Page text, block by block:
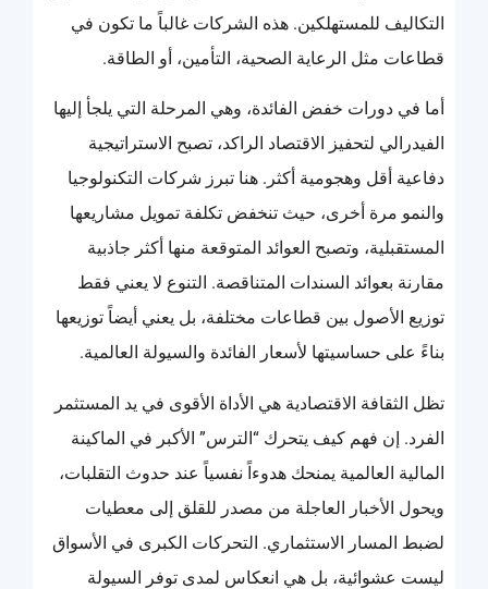
التكاليف للمستهلكين. هذه الشركات غالباً ما تكون في
قطاعات مثل الرعاية الصحية، التأمين، أو الطاقة.
أما في دورات خفض الفائدة، وهي المرحلة التي يلجأ إليها
الفيدرالي لتحفيز الاقتصاد الراكد، تصبح الاستراتيجية
دفاعية أقل وهجومية أكثر. هنا تبرز شركات التكنولوجيا
والنمو مرة أخرى، حيث تنخفض تكلفة تمويل مشاريعها
المستقبلية، وتصبح العوائد المتوقعة منها أكثر جاذبية
مقارنة بعوائد السندات المتناقصة. التنوع لا يعني فقط
توزيع الأصول بين قطاعات مختلفة، بل يعني أيضاً توزيعها
بناءً على حساسيتها لأسعار الفائدة والسيولة العالمية.
تظل الثقافة الاقتصادية هي الأداة الأقوى في يد المستثمر
الفرد. إن فهم كيف يتحرك “الترس” الأكبر في الماكينة
المالية العالمية يمنحك هدوءاً نفسياً عند حدوث التقلبات،
ويحول الأخبار العاجلة من مصدر للقلق إلى معطيات
لضبط المسار الاستثماري. التحركات الكبرى في الأسواق
ليست عشوائية، بل هي انعكاس لمدى توفر السيولة